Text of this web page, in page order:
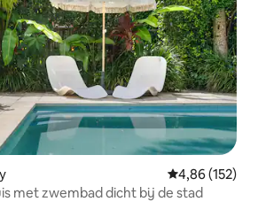
Gemiddelde
4,86 (152)
met zwembad dicht bij de stad